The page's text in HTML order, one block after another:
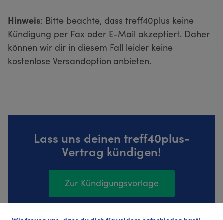
Hinweis: Bitte beachte, dass treff40plus keine
Kündigung per Fax oder E-Mail akzeptiert. Daher
können wir dir in diesem Fall leider keine
kostenlose Versandoption anbieten.
Lass uns deinen treff40plus-
Vertrag kündigen!
Zur Kündigungsvorlage